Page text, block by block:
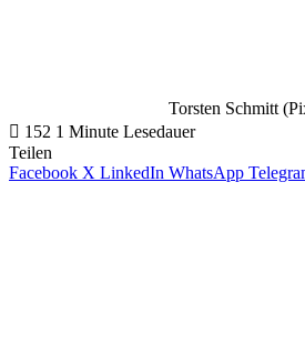
Torsten Schmitt
152 1 Minute Lesedauer
Teilen
Facebook X LinkedIn WhatsApp